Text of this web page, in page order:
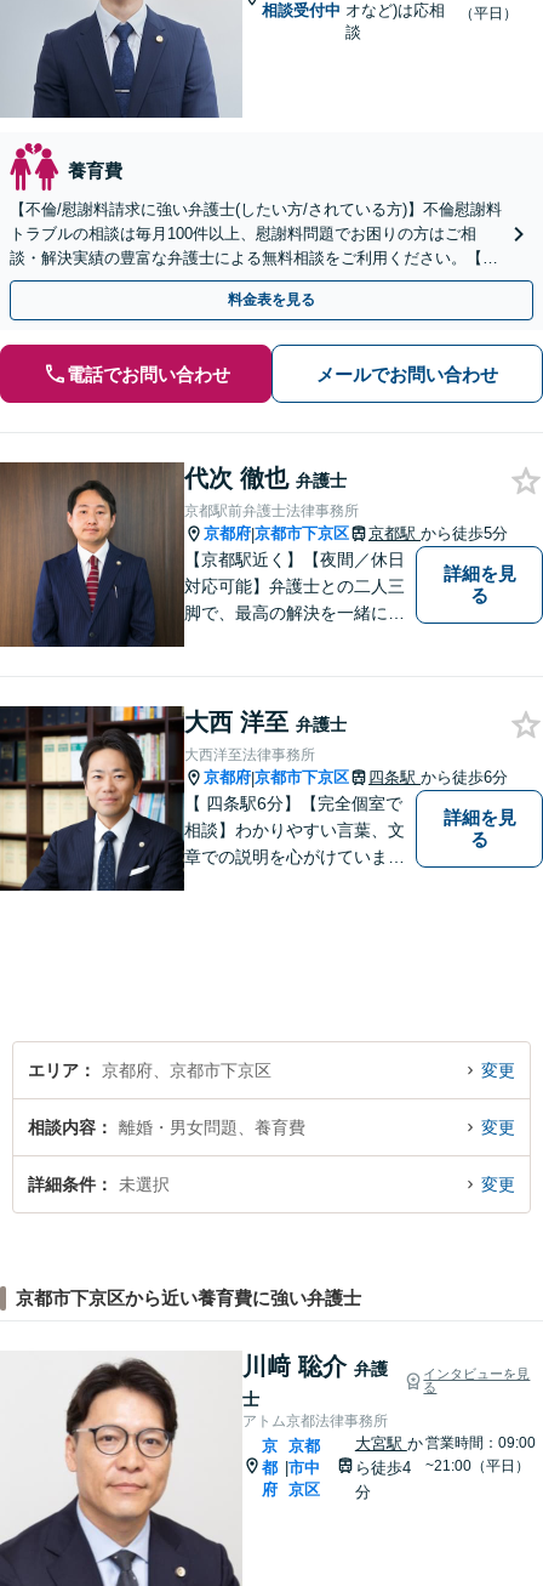
相談受付中 オなど)は応相
談
（平日）
養育費
【不倫/慰謝料請求に強い弁護士(したい方/されている方)】不倫慰謝料
トラブルの相談は毎月100件以上、慰謝料問題でお困りの方はご相
談・解決実績の豊富な弁護士による無料相談をご利用ください。【不
倫相談は初回0円】【全国対応】
料金表を見る
電話でお問い合わせ メールでお問い合わせ
代次 徹也 弁護士
京都駅前弁護士法律事務所
京都府|京都市下京区 京都駅 から徒歩5分
【京都駅近く】【夜間／休日
対応可能】弁護士との二人三
脚で、最高の解決を一緒に目
可能です。【地域に根ざした
弁護士】まずは当事務所の無
料法律相談をご体験くださ
い。
詳細を見
る
大西 洋至 弁護士
大西洋至法律事務所
京都府|京都市下京区 四条駅 から徒歩6分
【 四条駅6分】【完全個室で
相談】わかりやすい言葉、文
章での説明を心がけていま
詳細を見
る
エリア 京都府、京都市下京区 変更
相談内容 離婚・男女問題、養育費 変更
詳細条件 未選択 変更
京都市下京区から近い養育費に強い弁護士
川﨑 聡介 弁護
士
インタビューを見
る
アトム京都法律事務所
京
都
府
|
京都
市中
京区
大宮駅 か
ら徒歩4
分
営業時間：09:00
~21:00（平日）